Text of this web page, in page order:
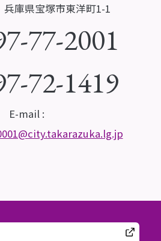
庫県宝塚市東洋町1-1
77-2001
72-1419
E-mail :